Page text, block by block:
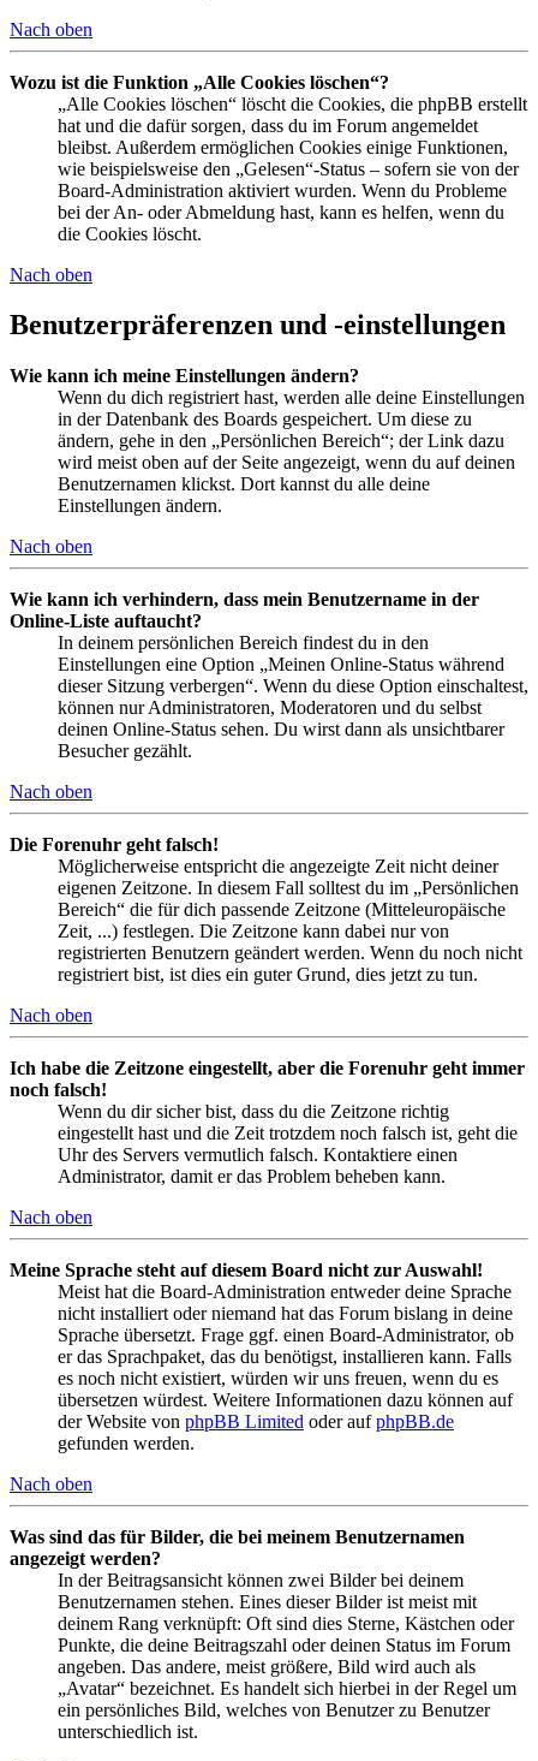
Nach oben
Wozu ist die Funktion „Alle Cookies löschen“?
„Alle Cookies löschen“ löscht die Cookies, die phpBB erstellt
hat und die dafür sorgen, dass du im Forum angemeldet
bleibst. Außerdem ermöglichen Cookies einige Funktionen,
wie beispielsweise den „Gelesen“-Status – sofern sie von der
Board-Administration aktiviert wurden. Wenn du Probleme
bei der An- oder Abmeldung hast, kann es helfen, wenn du
die Cookies löscht.
Nach oben
Benutzerpräferenzen und -einstellungen
Wie kann ich meine Einstellungen ändern?
Wenn du dich registriert hast, werden alle deine Einstellungen
in der Datenbank des Boards gespeichert. Um diese zu
ändern, gehe in den „Persönlichen Bereich“; der Link dazu
wird meist oben auf der Seite angezeigt, wenn du auf deinen
Benutzernamen klickst. Dort kannst du alle deine
Einstellungen ändern.
Nach oben
Wie kann ich verhindern, dass mein Benutzername in der
Online-Liste auftaucht?
In deinem persönlichen Bereich findest du in den
Einstellungen eine Option „Meinen Online-Status während
dieser Sitzung verbergen“. Wenn du diese Option einschaltest,
können nur Administratoren, Moderatoren und du selbst
deinen Online-Status sehen. Du wirst dann als unsichtbarer
Besucher gezählt.
Nach oben
Die Forenuhr geht falsch!
Möglicherweise entspricht die angezeigte Zeit nicht deiner
eigenen Zeitzone. In diesem Fall solltest du im „Persönlichen
Bereich“ die für dich passende Zeitzone (Mitteleuropäische
Zeit, ...) festlegen. Die Zeitzone kann dabei nur von
registrierten Benutzern geändert werden. Wenn du noch nicht
registriert bist, ist dies ein guter Grund, dies jetzt zu tun.
Nach oben
Ich habe die Zeitzone eingestellt, aber die Forenuhr geht immer
noch falsch!
Wenn du dir sicher bist, dass du die Zeitzone richtig
eingestellt hast und die Zeit trotzdem noch falsch ist, geht die
Uhr des Servers vermutlich falsch. Kontaktiere einen
Administrator, damit er das Problem beheben kann.
Nach oben
Meine Sprache steht auf diesem Board nicht zur Auswahl!
Meist hat die Board-Administration entweder deine Sprache
nicht installiert oder niemand hat das Forum bislang in deine
Sprache übersetzt. Frage ggf. einen Board-Administrator, ob
er das Sprachpaket, das du benötigst, installieren kann. Falls
es noch nicht existiert, würden wir uns freuen, wenn du es
übersetzen würdest. Weitere Informationen dazu können auf
der Website von phpBB Limited oder aufphpBB.de
gefunden werden.
Nach oben
Was sind das für Bilder, die bei meinem Benutzernamen
angezeigt werden?
In der Beitragsansicht können zwei Bilder bei deinem
Benutzernamen stehen. Eines dieser Bilder ist meist mit
deinem Rang verknüpft: Oft sind dies Sterne, Kästchen oder
Punkte, die deine Beitragszahl oder deinen Status im Forum
angeben. Das andere, meist größere, Bild wird auch als
„Avatar“ bezeichnet. Es handelt sich hierbei in der Regel um
ein persönliches Bild, welches von Benutzer zu Benutzer
unterschiedlich ist.